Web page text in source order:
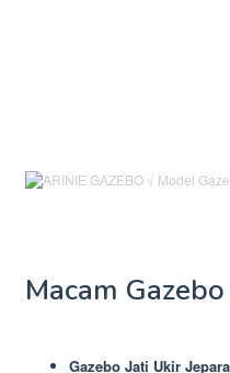
Macam Gazebo
Gazebo Jati Ukir Jepara